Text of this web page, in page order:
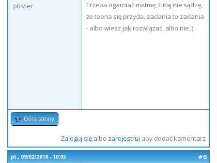
pitivier
Trzeba ogarniać matmę, tutaj nie sądzę,
że teoria się przyda, zadania to zadania
- albo wiesz jak rozwiązać, albo nie ;)
Góra strony
Zaloguj sięalbo zarejestruj aby dodać komentarz
pt., 09/02/2018 - 10:03
#6